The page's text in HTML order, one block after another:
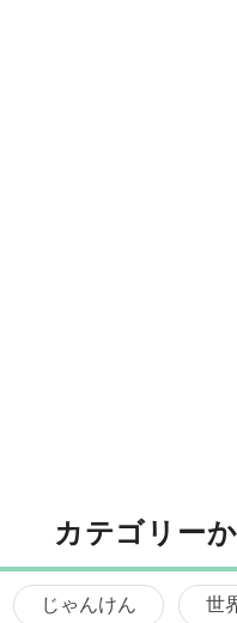
カテゴリー
じゃんけん 世